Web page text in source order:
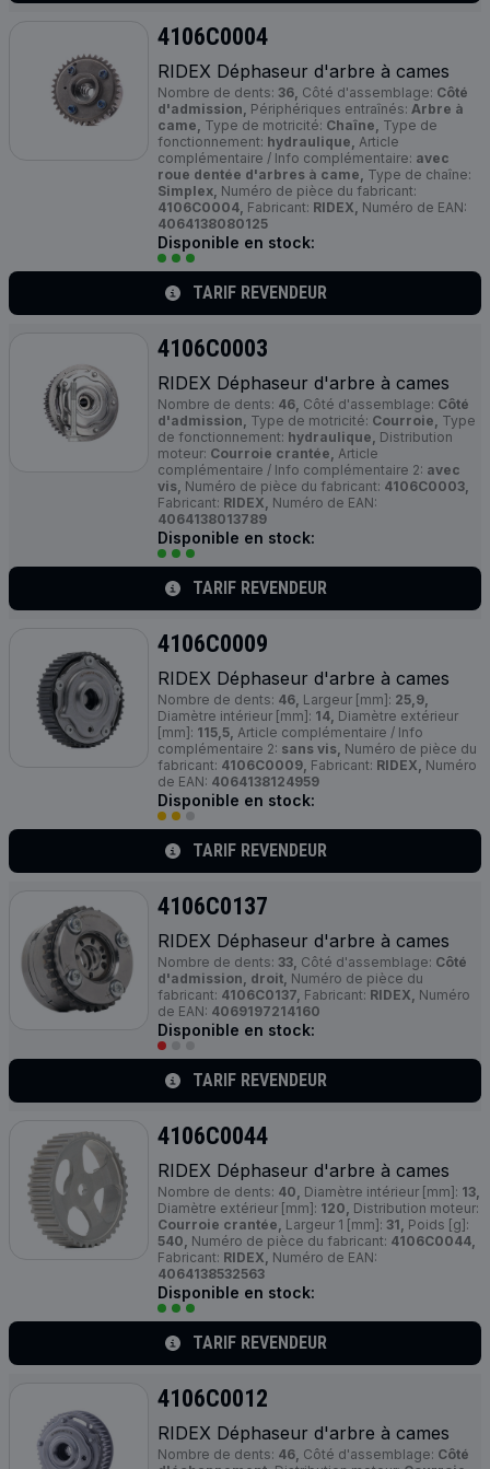
4106C0004
RIDEX Déphaseur d'arbre à cames
Nombre de dents: 36, Côté d'assemblage: Côté
d'admission, Périphériques entraînés: Arbre à
came, Type de motricité: Chaîne, Type de
fonctionnement: hydraulique, Article
complémentaire / Info complémentaire: avec
roue dentée d'arbres à came, Type de chaîne:
Simplex, Numéro de pièce du fabricant:
4106C0004, Fabricant: RIDEX, Numéro de EAN:
4064138080125
Disponible en stock:
TARIF REVENDEUR
4106C0003
RIDEX Déphaseur d'arbre à cames
Nombre de dents: 46, Côté d'assemblage: Côté
d'admission, Type de motricité: Courroie, Type
de fonctionnement: hydraulique, Distribution
moteur: Courroie crantée, Article
complémentaire / Info complémentaire 2: avec
vis, Numéro de pièce du fabricant: 4106C0003,
Fabricant: RIDEX, Numéro de EAN:
4064138013789
Disponible en stock:
TARIF REVENDEUR
4106C0009
RIDEX Déphaseur d'arbre à cames
Nombre de dents: 46, Largeur [mm]: 25,9,
Diamètre intérieur [mm]: 14, Diamètre extérieur
[mm]: 115,5, Article complémentaire / Info
complémentaire 2: sans vis, Numéro de pièce du
fabricant: 4106C0009, Fabricant: RIDEX, Numéro
de EAN: 4064138124959
Disponible en stock:
TARIF REVENDEUR
4106C0137
RIDEX Déphaseur d'arbre à cames
Nombre de dents: 33, Côté d'assemblage: Côté
d'admission, droit, Numéro de pièce du
fabricant: 4106C0137, Fabricant: RIDEX, Numéro
de EAN: 4069197214160
Disponible en stock:
TARIF REVENDEUR
4106C0044
RIDEX Déphaseur d'arbre à cames
Nombre de dents: 40, Diamètre intérieur [mm]: 13,
Diamètre extérieur [mm]: 120, Distribution moteur:
Courroie crantée, Largeur 1 [mm]: 31, Poids [g]:
540, Numéro de pièce du fabricant: 4106C0044,
Fabricant: RIDEX, Numéro de EAN:
4064138532563
Disponible en stock:
TARIF REVENDEUR
4106C0012
RIDEX Déphaseur d'arbre à cames
Nombre de dents: 46, Côté d'assemblage: Côté